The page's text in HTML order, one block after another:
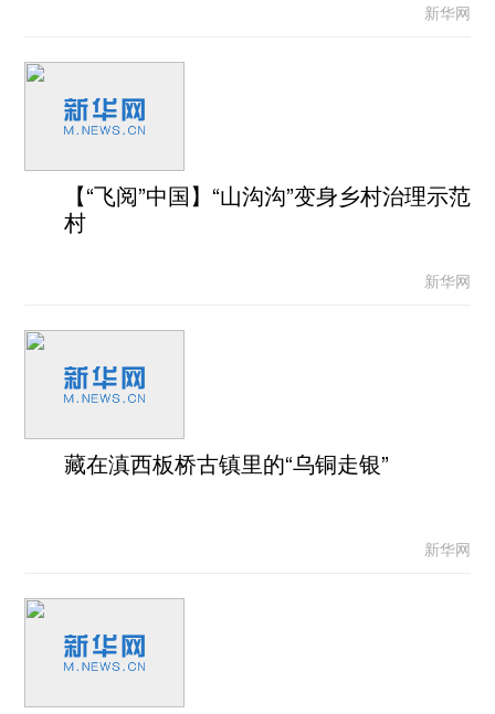
新华网
【“飞阅”中国】“山沟沟”变身乡村治理示范
村
新华网
藏在滇西板桥古镇里的“乌铜走银”
新华网